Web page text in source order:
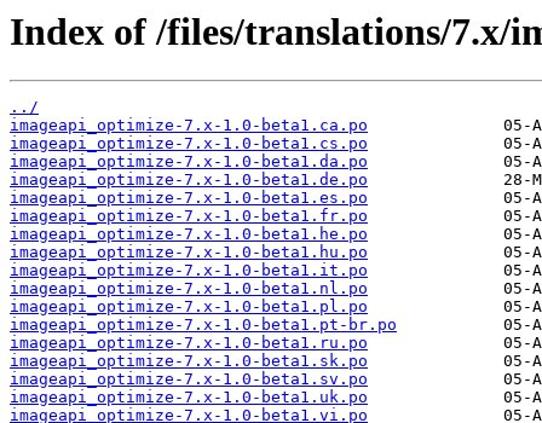
Index of /files/translations/7.x/
../
imageapi_optimize-7.x-1.0-beta1.ca.po
imageapi_optimize-7.x-1.0-beta1.cs.po
imageapi_optimize-7.x-1.0-beta1.da.po
imageapi_optimize-7.x-1.0-beta1.de.po
imageapi_optimize-7.x-1.0-beta1.es.po
imageapi_optimize-7.x-1.0-beta1.fr.po
imageapi_optimize-7.x-1.0-beta1.he.po
imageapi_optimize-7.x-1.0-beta1.hu.po
imageapi_optimize-7.x-1.0-beta1.it.po
imageapi_optimize-7.x-1.0-beta1.nl.po
imageapi_optimize-7.x-1.0-beta1.pl.po
imageapi_optimize-7.x-1.0-beta1.pt-br.po
imageapi_optimize-7.x-1.0-beta1.ru.po
imageapi_optimize-7.x-1.0-beta1.sk.po
imageapi_optimize-7.x-1.0-beta1.sv.po
imageapi_optimize-7.x-1.0-beta1.uk.po
imageapi_optimize-7.x-1.0-beta1.vi.po